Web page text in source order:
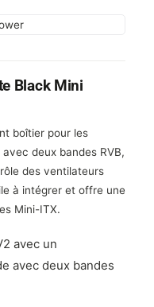
Black Mini
boîtier pour les
deux bandes RVB,
des ventilateurs
à intégrer et offre une
Mini-ITX.
avec un
avec deux bandes